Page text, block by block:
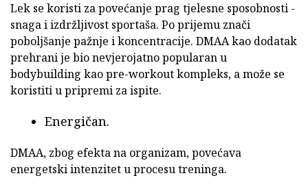
Lek se koristi za povećanje prag tjelesne sposobnosti -
snaga i izdržljivost sportaša. Po prijemu znači
poboljšanje pažnje i koncentracije. DMAA kao dodatak
prehrani je bio nevjerojatno popularan u
bodybuilding kao pre-workout kompleks, a može se
koristiti u pripremi za ispite.
Energičan.
DMAA, zbog efekta na organizam, povećava
energetski intenzitet u procesu treninga.